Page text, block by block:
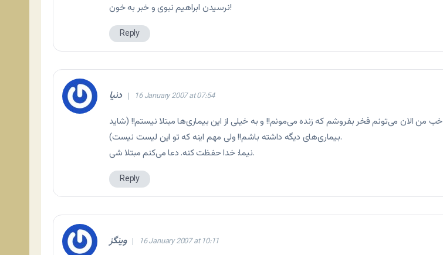
نرسیدن ابراهیم نبوی و خبر به خون!
Reply
دنیا 16 January 2007 at 07:54
خب من الان می‌تونم فخر بفروشم که زنده می‌مونم!! و به خیلی از این بیماری‌ها مبتلا نیستم!! (شاید
بیماری‌های دیگه داشته باشم!! ولی مهم اینه که تو این لیست نیست).
نیما: خدا حفظت کنه. دعا می‌کنم مبتلا شی.
Reply
وینگز 16 January 2007 at 10:11